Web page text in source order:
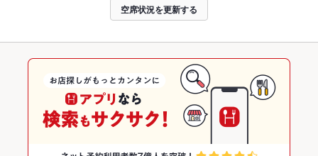
空席状況を更新する